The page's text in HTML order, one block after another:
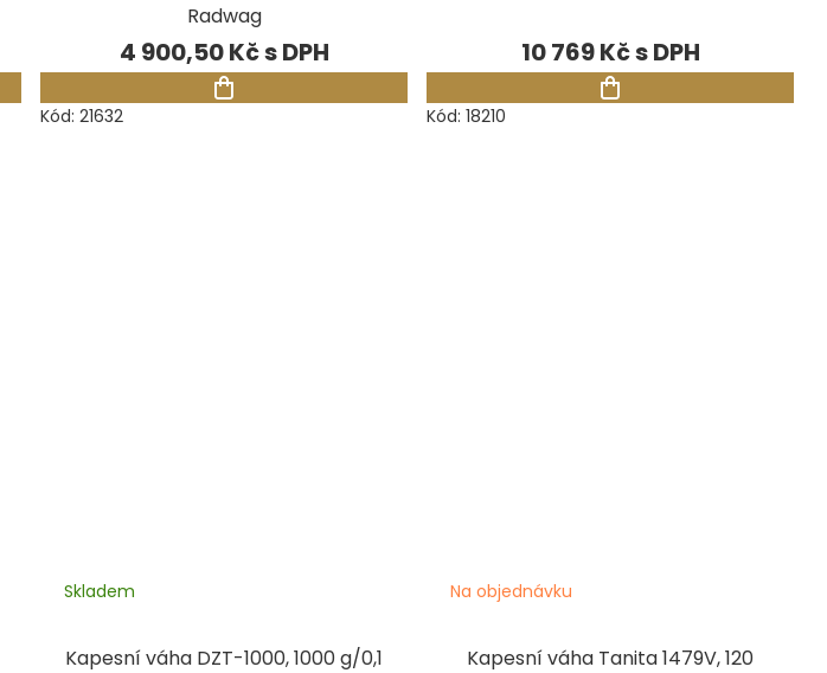
Radwag
4 900,50 Kč
Kód: 21632
10 769 Kč
Kód: 18210
Kapesní váha DZT-1000, 1000 g/0,1
Skladem
Kapesní váha Tanita 1479V, 120
Na objednávku